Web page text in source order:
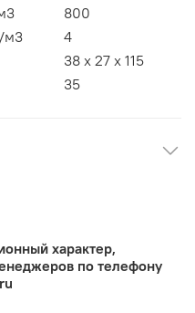
800
м3
4
38 х 27 х 115
35
характер,
по телефону